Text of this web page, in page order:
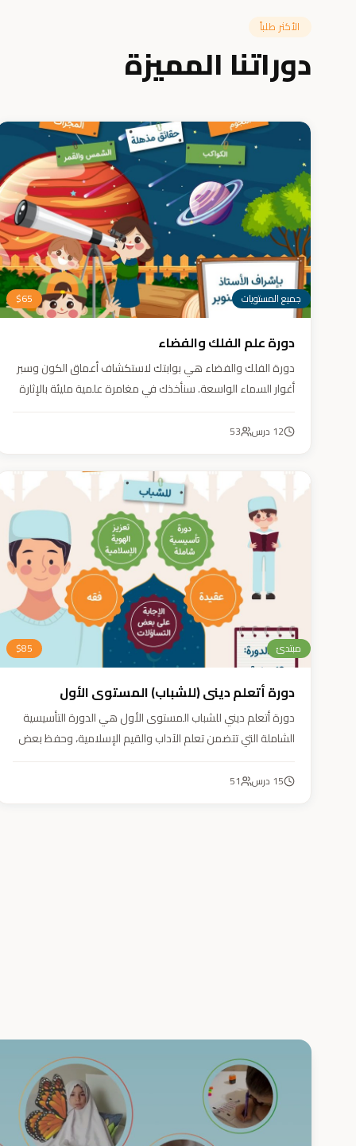
الأكثر طلباً
دوراتنا المميزة
جميع المستويات $65
دورة علم الفلك والفضاء
دورة الفلك والفضاء هي بوابتك لاستكشاف أعماق الكون وسبر
أغوار السماء الواسعة. سنأخذك في مغامرة علمية مليئة بالإثارة
تنير عقلك وتثري خيالك، لتمنحك رؤية جديدة للكون وتفتح لك
12 درس 53
مبتدئ $85
دورة أتعلم ديني (للشباب) المستوى الأول
دورة أتعلم ديني للشباب المستوى الأول هي الدورة التأسيسية
الشاملة التي تتضمن تعلم الآداب والقيم الإسلامية، وحفظ بعض
السيرة النبوية (فقه، عقيدة، سيرة).
15 درس 51